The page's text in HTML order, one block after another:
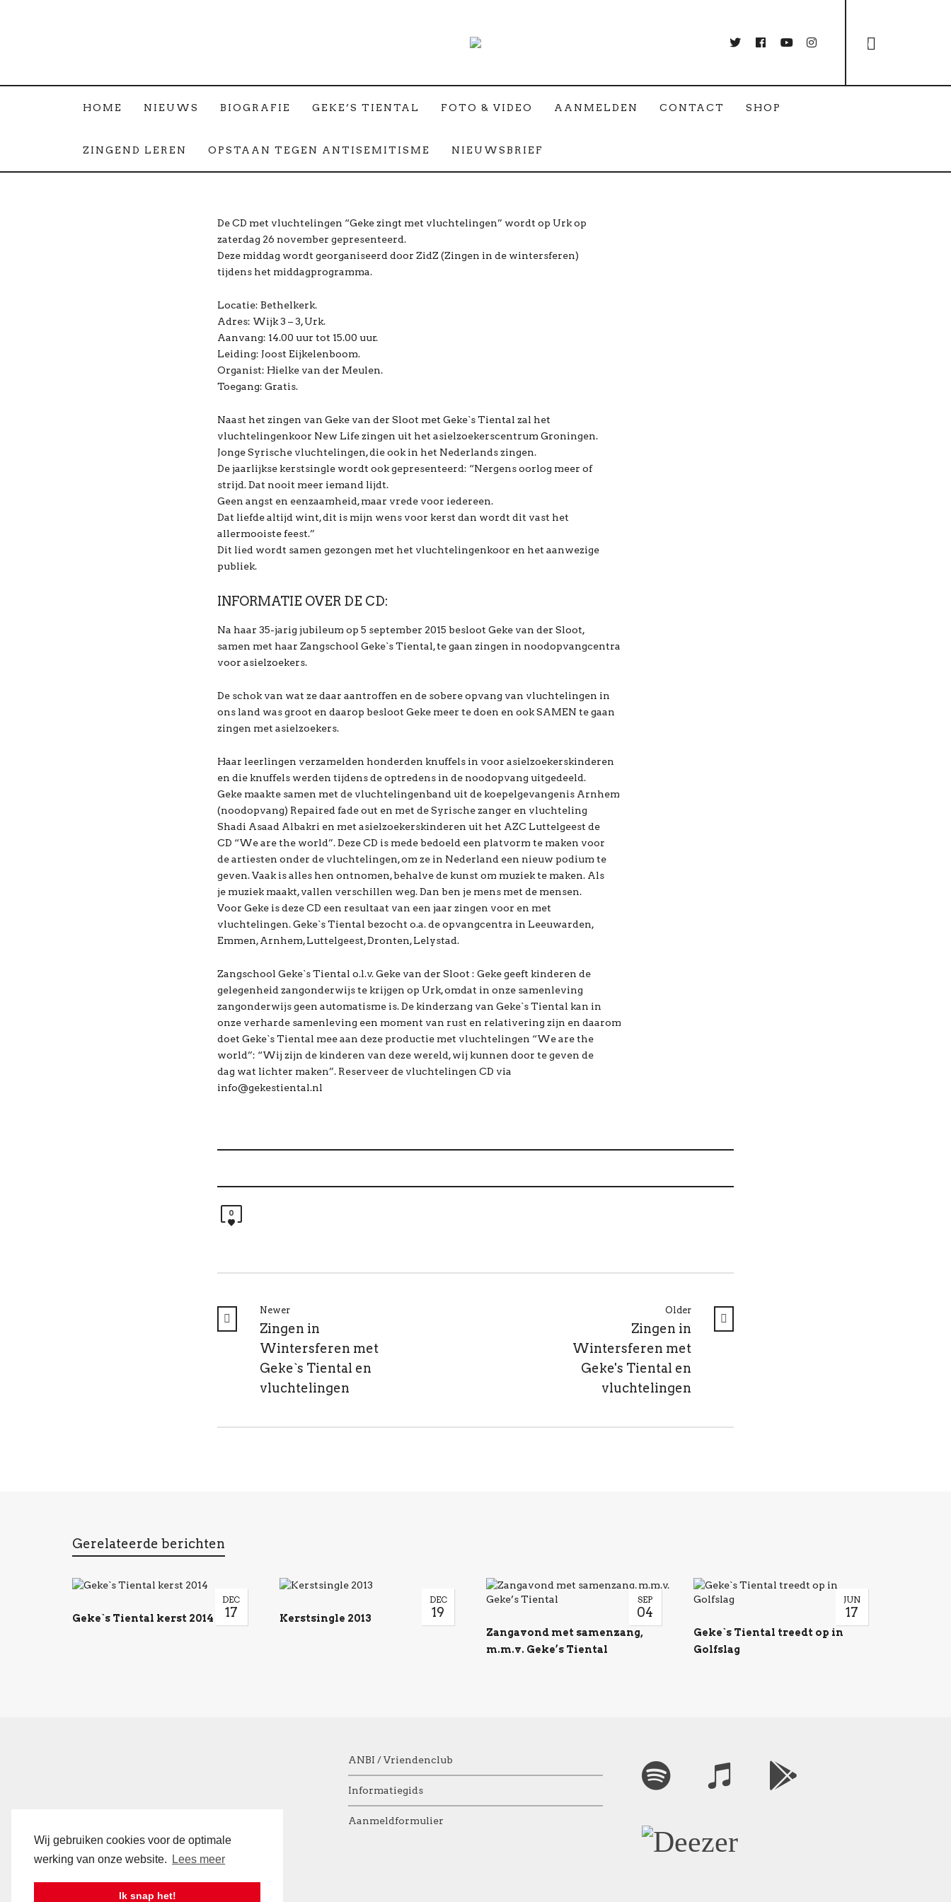
Wij gebruiken cookies voor de optimale
werking van onze website.
Lees meer
Ik snap het!
0
HOME NIEUWS BIOGRAFIE GEKE’S TIENTAL FOTO & VIDEO AANMELDEN CONTACT SHOP
ZINGEND LEREN OPSTAAN TEGEN ANTISEMITISME NIEUWSBRIEF
De CD met vluchtelingen “Geke zingt met vluchtelingen” wordt op Urk op
zaterdag 26 november gepresenteerd.
Deze middag wordt georganiseerd door ZidZ (Zingen in de wintersferen)
tijdens het middagprogramma.
Locatie: Bethelkerk.
Adres: Wijk 3 – 3, Urk.
Aanvang: 14.00 uur tot 15.00 uur.
Leiding: Joost Eijkelenboom.
Organist: Hielke van der Meulen.
Toegang: Gratis.
Naast het zingen van Geke van der Sloot met Geke`s Tiental zal het
vluchtelingenkoor New Life zingen uit het asielzoekerscentrum Groningen.
Jonge Syrische vluchtelingen, die ook in het Nederlands zingen.
De jaarlijkse kerstsingle wordt ook gepresenteerd: “Nergens oorlog meer of
strijd. Dat nooit meer iemand lijdt.
Geen angst en eenzaamheid, maar vrede voor iedereen.
Dat liefde altijd wint, dit is mijn wens voor kerst dan wordt dit vast het
allermooiste feest.”
Dit lied wordt samen gezongen met het vluchtelingenkoor en het aanwezige
publiek.
INFORMATIE OVER DE CD:
Na haar 35-jarig jubileum op 5 september 2015 besloot Geke van der Sloot,
samen met haar Zangschool Geke`s Tiental, te gaan zingen in noodopvangcentra
voor asielzoekers.
De schok van wat ze daar aantroffen en de sobere opvang van vluchtelingen in
ons land was groot en daarop besloot Geke meer te doen en ook SAMEN te gaan
zingen met asielzoekers.
Haar leerlingen verzamelden honderden knuffels in voor asielzoekerskinderen
en die knuffels werden tijdens de optredens in de noodopvang uitgedeeld.
Geke maakte samen met de vluchtelingenband uit de koepelgevangenis Arnhem
(noodopvang) Repaired fade out en met de Syrische zanger en vluchteling
Shadi Asaad Albakri en met asielzoekerskinderen uit het AZC Luttelgeest de
CD “We are the world”. Deze CD is mede bedoeld een platvorm te maken voor
de artiesten onder de vluchtelingen, om ze in Nederland een nieuw podium te
geven. Vaak is alles hen ontnomen, behalve de kunst om muziek te maken. Als
je muziek maakt, vallen verschillen weg. Dan ben je mens met de mensen.
Voor Geke is deze CD een resultaat van een jaar zingen voor en met
vluchtelingen. Geke`s Tiental bezocht o.a. de opvangcentra in Leeuwarden,
Emmen, Arnhem, Luttelgeest, Dronten, Lelystad.
Zangschool Geke`s Tiental o.l.v. Geke van der Sloot : Geke geeft kinderen de
gelegenheid zangonderwijs te krijgen op Urk, omdat in onze samenleving
zangonderwijs geen automatisme is. De kinderzang van Geke`s Tiental kan in
onze verharde samenleving een moment van rust en relativering zijn en daarom
doet Geke`s Tiental mee aan deze productie met vluchtelingen “We are the
world”: “Wij zijn de kinderen van deze wereld, wij kunnen door te geven de
dag wat lichter maken”. Reserveer de vluchtelingen CD via
info@gekestiental.nl
0
Newer
Zingen in
Wintersferen met
Geke`s Tiental en
vluchtelingen
Older
Zingen in
Wintersferen met
Geke's Tiental en
vluchtelingen
Gerelateerde berichten
DEC
17
Geke`s Tiental kerst 2014
DEC
19
Kerstsingle 2013
SEP
04
Zangavond met samenzang,
m.m.v. Geke’s Tiental
JUN
17
Geke`s Tiental treedt op in
Golfslag
ANBI / Vriendenclub
Informatiegids
Aanmeldformulier